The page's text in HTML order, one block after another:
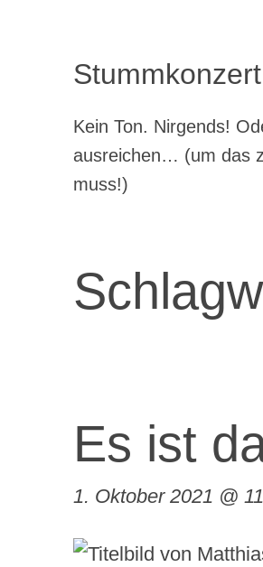
Stummkonzert
Kein Ton. Nirgends!
ausreichen… (um das
muss!)
Es ist
1. Oktober 2021 @